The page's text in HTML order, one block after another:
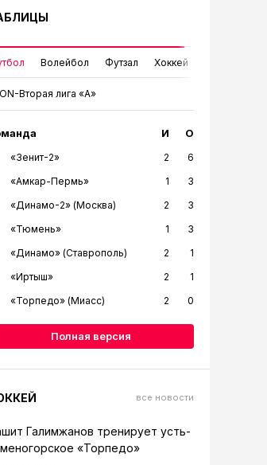
Волейбол Футзал Хоккей
Вторая лига «А»
И О
«Зенит-2» 2
6
«Амкар-Пермь» 1
3
«Динамо-2» (Москва) 2
3
«Тюмень» 1
3
«Динамо» (Ставрополь) 2
1
«Иртыш» 2
1
«Торпедо» (Миасс) 2 0
Полная версия
все новости
Галимжанов тренирует усть-
«Торпедо»